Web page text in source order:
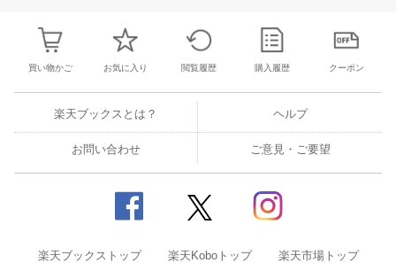
買い物かご お気に入り 閲覧履歴 購入履歴 クーポン
楽天ブックスとは？ ヘルプ
お問い合わせ ご意見・ご要望
楽天ブックストップ 楽天Koboトップ 楽天市場トップ